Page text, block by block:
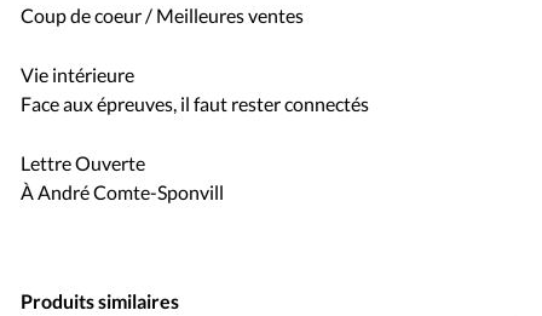
Coup de coeur / Meilleures ventes
Vie intérieure
Face aux épreuves, il faut rester connectés
Lettre Ouverte
À André Comte-Sponvill
Produits similaires